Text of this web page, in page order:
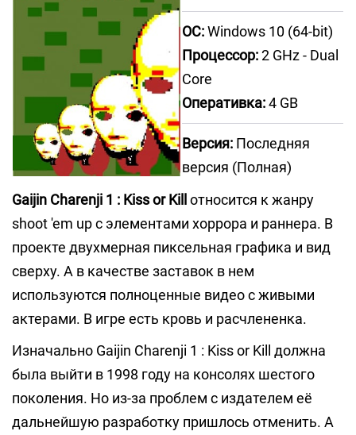
ОС:Windows 10 (64-bit)
Процессор:2 GHz - Dual
Core
Оперативка:4 GB
Версия: Последняя
версия (Полная)
Gaijin Charenji 1 : Kiss or Kill относится к жанру
shoot 'em up с элементами хоррора и раннера. В
проекте двухмерная пиксельная графика и вид
сверху. А в качестве заставок в нем
используются полноценные видео с живыми
актерами. В игре есть кровь и расчлененка.
Изначально Gaijin Charenji 1 : Kiss or Kill должна
была выйти в 1998 году на консолях шестого
поколения. Но из-за проблем с издателем её
дальнейшую разработку пришлось отменить. А